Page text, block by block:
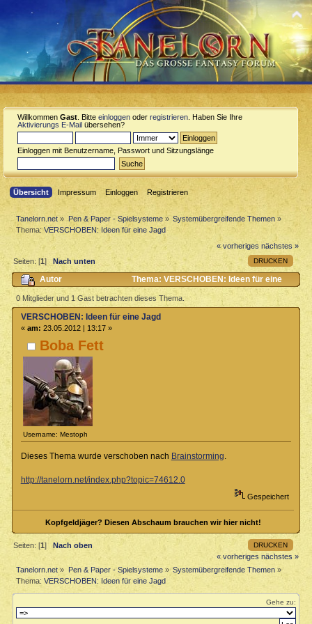
Willkommen Gast . Bitte einloggen oder registrieren . Haben Sie Ihre
Aktivierungs E-Mail übersehen?
Einloggen mit Benutzername, Passwort und Sitzungslänge
Übersicht Impressum Einloggen Registrieren
Tanelorn.net » Pen & Paper - Spielsysteme» Systemübergreifende Themen »
Thema:VERSCHOBEN: Ideen für eine Jagd
« vorheriges nächstes »
DRUCKEN
Seiten: [1] Nach unten
Autor
Thema: VERSCHOBEN: Ideen für eine
Jagd (Gelesen 934 mal)
0 Mitglieder und 1 Gast betrachten dieses Thema.
Boba Fett
Username: Mestoph
VERSCHOBEN: Ideen für eine Jagd
« am: 23.05.2012 | 13:17 »
Dieses Thema wurde verschoben nach Brainstorming.
http://tanelorn.net/index.php?topic=74612.0
Gespeichert
Kopfgeldjäger? Diesen Abschaum brauchen wir hier nicht!
DRUCKEN
Seiten: [1]
Nach oben
« vorheriges nächstes »
Tanelorn.net» Pen & Paper - Spielsysteme» Systemübergreifende Themen »
Thema:VERSCHOBEN: Ideen für eine Jagd
Gehe zu: